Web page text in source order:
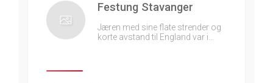
Festung Stavanger
Jæren med sine flate strender og
korte avstand til England var i…